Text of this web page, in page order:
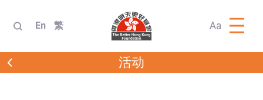
En 繁 Aa
活动